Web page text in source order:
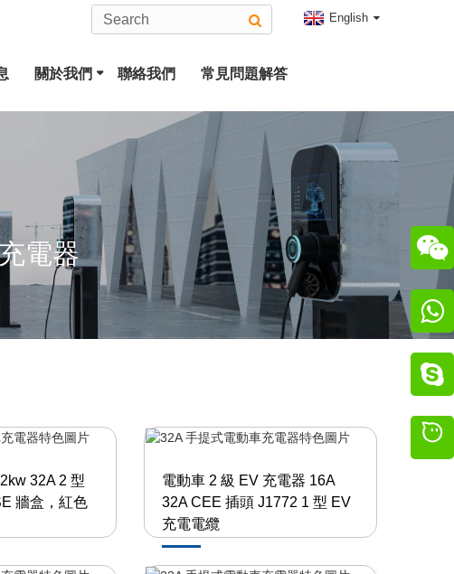
English
特斯拉插頭
CCS 組合 2 插頭 CHAdeMO 連接器
超極連接器
關於我們 聯絡我們 常見問題解答
電器
32A 2 型
牆盒，紅色
電動車 2 級 EV 充電器 16A
32A CEE 插頭 J1772 1 型 EV
充電電纜


